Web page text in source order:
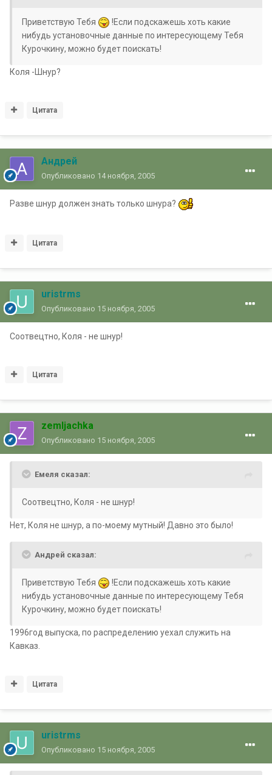
Приветствую Тебя
!Если подскажешь хоть какие
нибудь установочные данные по интересующему Тебя
Курочкину, можно будет поискать!
Коля -Шнур?
Цитата
Андрей
Опубликовано 14 ноября, 2005
Разве шнур должен знать только шнура?
Цитата
uristrms
Опубликовано 15 ноября, 2005
Соотвецтно, Коля - не шнур!
Цитата
zemljachka
Опубликовано 15 ноября, 2005
Емеля сказал:
Соотвецтно, Коля - не шнур!
Нет, Коля не шнур, а по-моему мутный! Давно это было!
Андрей сказал:
Приветствую Тебя
!Если подскажешь хоть какие
нибудь установочные данные по интересующему Тебя
Курочкину, можно будет поискать!
1996год выпуска, по распределению уехал служить на
Кавказ.
Цитата
uristrms
Опубликовано 15 ноября, 2005